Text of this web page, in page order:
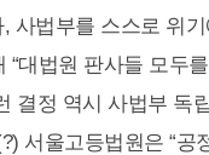
사법부를 스스로 위
대법원 판사들 모두
결정 역시 사법부 독
서울고등법원은 “공